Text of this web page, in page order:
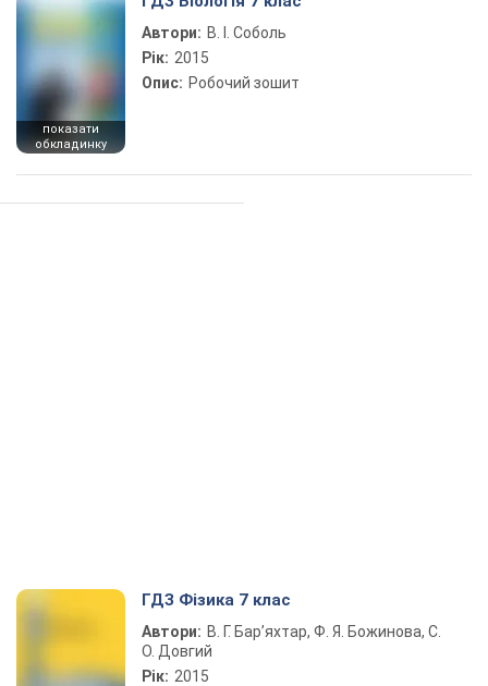
показати
обкладинку
Автори: В. І. Соболь
Рік: 2015
Опис: Робочий зошит
ГДЗ Фізика 7 клас
Автори: В. Г. Бар’яхтар, Ф. Я. Божинова, С.
О. Довгий
Рік: 2015